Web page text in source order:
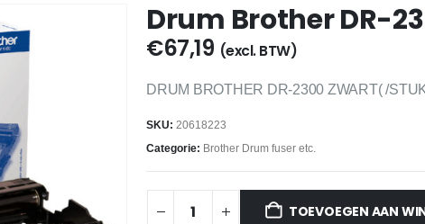
Drum Brother DR-
€67,19 (excl. BTW)
DRUM BROTHER DR-2300 ZWART( /
SKU: 20618223
Categorie: Brother Drum fuser etc.
TOEVOEGEN AAN